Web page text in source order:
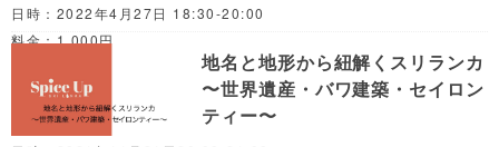
日時：2022年4月27日 18:30-20:00
料金：1,000円
地名と地形から紐解くスリランカ
〜世界遺産・バワ建築・セイロン
ティー〜